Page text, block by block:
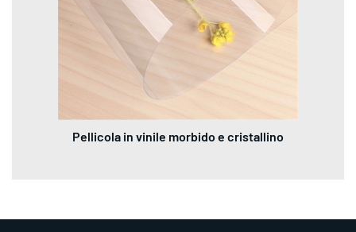
Pellicola in vinile morbido e cristallino